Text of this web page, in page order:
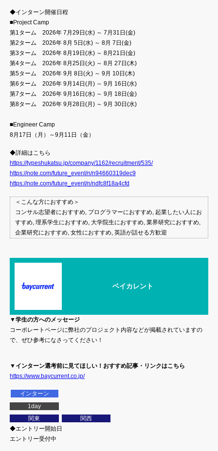
◆インターン開催日程
■Project Camp
第1ターム 2026年 7月29日(水) ～ 7月31日(金)
第2ターム 2026年 8月 5日(水) ～ 8月 7日(金)
第3ターム 2026年 8月19日(水) ～ 8月21日(金)
第4ターム 2026年 8月25日(火) ～ 8月 27日(木)
第5ターム 2026年 9月 8日(火) ～ 9月 10日(木)
第6ターム 2026年 9月14日(月) ～ 9月 16日(水)
第7ターム 2026年 9月16日(水) ～ 9月 18日(金)
第8ターム 2026年 9月28日(月) ～ 9月 30日(水)
■Engineer Camp
8月17日（月）～9月11日（金）
◆詳細はこちら
https://typeshukatsu.jp/company/1162/recruitment/535/
https://note.com/future_event/n/n94660319dec9
https://note.com/future_event/n/ndfc8f18a4cfd
＜こんな方におすすめ＞
コンサル志望者におすすめ, プログラマーにおすすめ, 起業したい人にお
すすめ, 理系学生におすすめ, 大学院生におすすめ, 業界研究におすすめ,
企業研究におすすめ, 女性におすすめ, 英語が話せる方歓迎
ベイカレント
▼学生の方へのメッセージ
コーポレートページに弊社のプロジェクト内容などが掲載されていますの
で、ぜひ参考になさってください！
▼インターン選考前に見てほしい！おすすめ記事・リンクはこちら
https://www.baycurrent.co.jp/
インターン
1day
関東
関西
◆エントリー開始日
エントリー受付中